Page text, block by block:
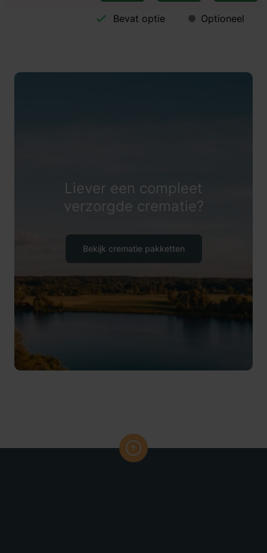
Bevat optie Optioneel
Liever een compleet
verzorgde crematie?
Bekijk crematie pakketten